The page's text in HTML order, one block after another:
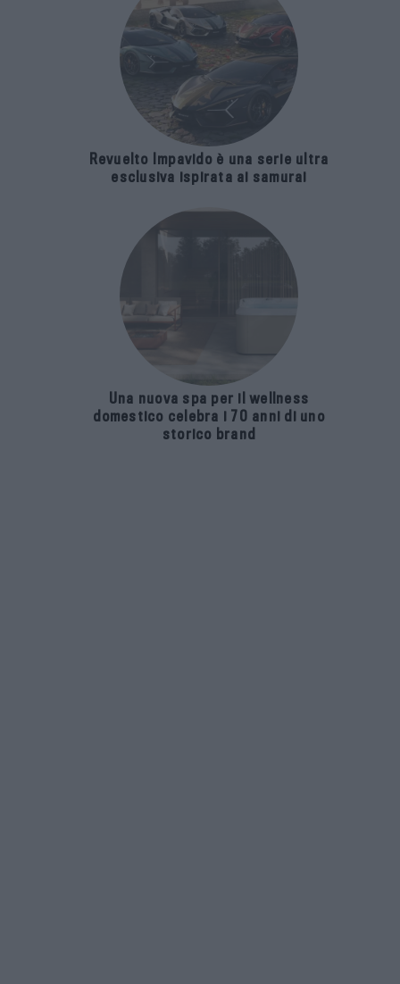
Revuelto Impavido è una serie ultra
esclusiva ispirata ai samurai
Una nuova spa per il wellness
domestico celebra i 70 anni di uno
storico brand